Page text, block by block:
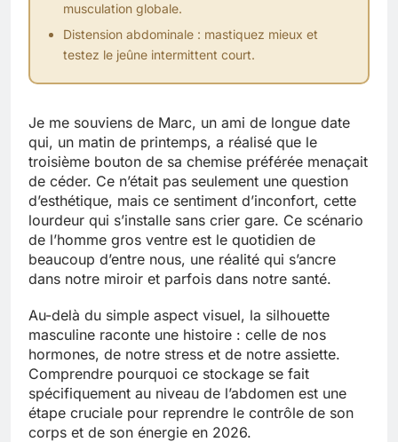
musculation globale.
Distension abdominale : mastiquez mieux et
testez le jeûne intermittent court.
Je me souviens de Marc, un ami de longue date
qui, un matin de printemps, a réalisé que le
troisième bouton de sa chemise préférée menaçait
de céder. Ce n’était pas seulement une question
d’esthétique, mais ce sentiment d’inconfort, cette
lourdeur qui s’installe sans crier gare. Ce scénario
de l’homme gros ventre est le quotidien de
beaucoup d’entre nous, une réalité qui s’ancre
dans notre miroir et parfois dans notre santé.
Au-delà du simple aspect visuel, la silhouette
masculine raconte une histoire : celle de nos
hormones, de notre stress et de notre assiette.
Comprendre pourquoi ce stockage se fait
spécifiquement au niveau de l’abdomen est une
étape cruciale pour reprendre le contrôle de son
corps et de son énergie en 2026.